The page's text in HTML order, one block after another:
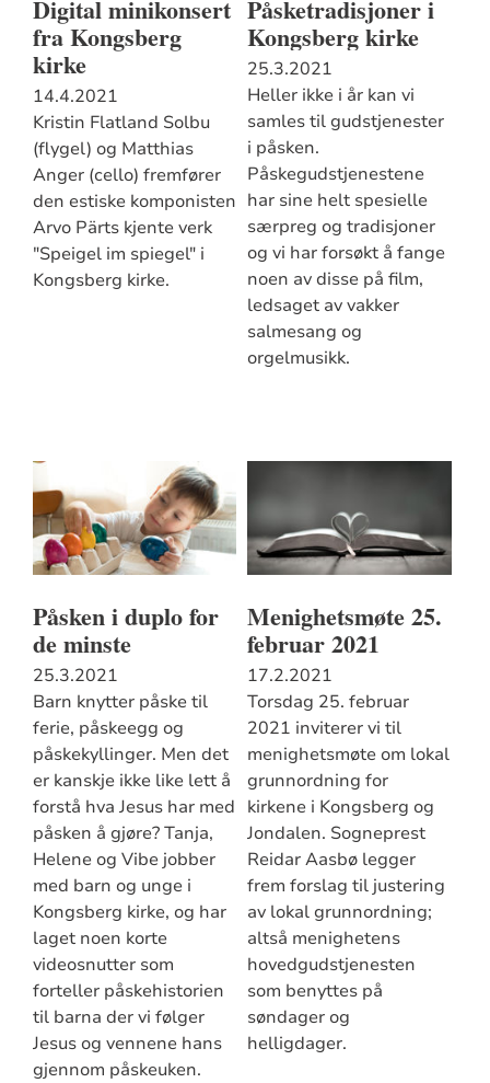
Digital minikonsert
fra Kongsberg
kirke
14.4.2021
Kristin Flatland Solbu
(flygel) og Matthias
Anger (cello) fremfører
den estiske komponisten
Arvo Pärts kjente verk
"Speigel im spiegel" i
Kongsberg kirke.
Påsketradisjoner i
Kongsberg kirke
25.3.2021
Heller ikke i år kan vi
samles til gudstjenester
i påsken.
Påskegudstjenestene
har sine helt spesielle
særpreg og tradisjoner
og vi har forsøkt å fange
noen av disse på film,
ledsaget av vakker
salmesang og
orgelmusikk.
Påsken i duplo for
de minste
25.3.2021
Barn knytter påske til
ferie, påskeegg og
påskekyllinger. Men det
er kanskje ikke like lett å
forstå hva Jesus har med
påsken å gjøre? Tanja,
Helene og Vibe jobber
med barn og unge i
Kongsberg kirke, og har
laget noen korte
videosnutter som
forteller påskehistorien
til barna der vi følger
Jesus og vennene hans
gjennom påskeuken.
Menighetsmøte 25.
februar 2021
17.2.2021
Torsdag 25. februar
2021 inviterer vi til
menighetsmøte om lokal
grunnordning for
kirkene i Kongsberg og
Jondalen. Sogneprest
Reidar Aasbø legger
frem forslag til justering
av lokal grunnordning;
altså menighetens
hovedgudstjenesten
som benyttes på
søndager og
helligdager.